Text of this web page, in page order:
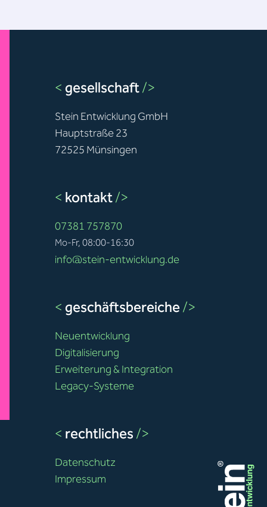
<gesellschaft/>
Stein Entwicklung GmbH
Hauptstraße 23
72525 Münsingen
<kontakt/>
07381 757870
Mo-Fr, 08:00-16:30
info@stein-entwicklung.de
<geschäftsbereiche/>
Neuentwicklung
Digitalisierung
Erweiterung & Integration
Legacy-Systeme
<rechtliches/>
Datenschutz
Impressum